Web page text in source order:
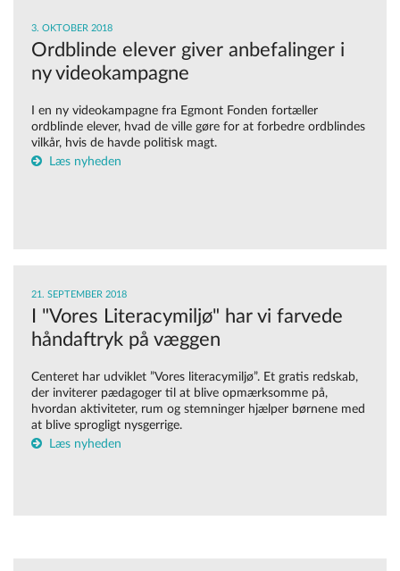
3. OKTOBER 2018
Ordblinde elever giver anbefalinger i
ny videokampagne
I en ny videokampagne fra Egmont Fonden fortæller
ordblinde elever, hvad de ville gøre for at forbedre ordblindes
vilkår, hvis de havde politisk magt.
Læs nyheden
21. SEPTEMBER 2018
I "Vores Literacymiljø" har vi farvede
håndaftryk på væggen
Centeret har udviklet ”Vores literacymiljø”. Et gratis redskab,
der inviterer pædagoger til at blive opmærksomme på,
hvordan aktiviteter, rum og stemninger hjælper børnene med
at blive sprogligt nysgerrige.
Læs nyheden